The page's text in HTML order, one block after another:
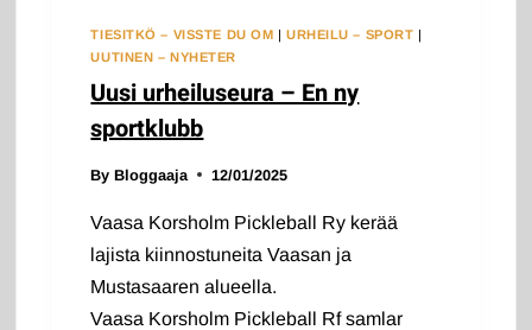
TIESITKÖ – VISSTE DU OM |URHEILU – SPORT
UUTINEN – NYHETER
Uusi urheiluseura – En ny
sportklubb
By Bloggaaja 12/01/2025
Vaasa Korsholm Pickleball Ry kerää
lajista kiinnostuneita Vaasan ja
Mustasaaren alueella.
Vaasa Korsholm Pickleball Rf samlar